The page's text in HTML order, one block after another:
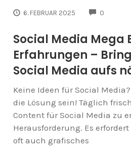
6. FEBRUAR 2025 0
Social Media Mega
Erfahrungen –
Social Media aufs
Keine Ideen für Social
die Lösung sein! Täglich
Content für Social Media zu
Herausforderung. Es
oft auch grafisches